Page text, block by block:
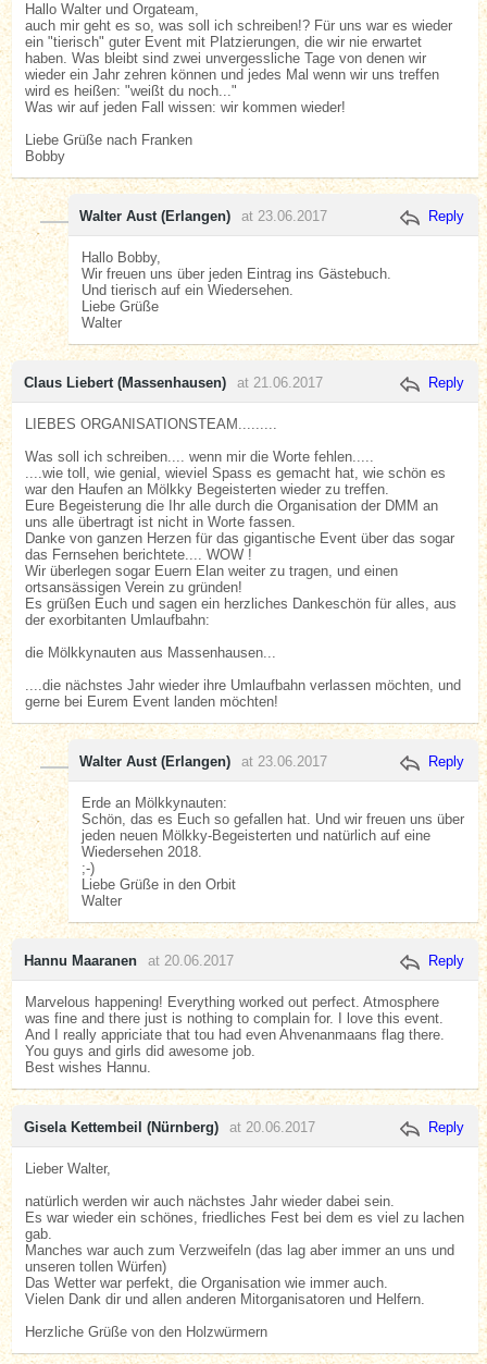
Hallo Walter und Orgateam,
auch mir geht es so, was soll ich schreiben!? Für uns war es wieder
ein "tierisch" guter Event mit Platzierungen, die wir nie erwartet
haben. Was bleibt sind zwei unvergessliche Tage von denen wir
wieder ein Jahr zehren können und jedes Mal wenn wir uns treffen
wird es heißen: "weißt du noch..."
Was wir auf jeden Fall wissen: wir kommen wieder!
Liebe Grüße nach Franken
Bobby
Walter Aust (Erlangen) at 23.06.2017 Reply
Hallo Bobby,
Wir freuen uns über jeden Eintrag ins Gästebuch.
Und tierisch auf ein Wiedersehen.
Liebe Grüße
Walter
Claus Liebert (Massenhausen) at 21.06.2017 Reply
LIEBES ORGANISATIONSTEAM.........
Was soll ich schreiben.... wenn mir die Worte fehlen.....
....wie toll, wie genial, wieviel Spass es gemacht hat, wie schön es
war den Haufen an Mölkky Begeisterten wieder zu treffen.
Eure Begeisterung die Ihr alle durch die Organisation der DMM an
uns alle übertragt ist nicht in Worte fassen.
Danke von ganzen Herzen für das gigantische Event über das sogar
das Fernsehen berichtete.... WOW !
Wir überlegen sogar Euern Elan weiter zu tragen, und einen
ortsansässigen Verein zu gründen!
Es grüßen Euch und sagen ein herzliches Dankeschön für alles, aus
der exorbitanten Umlaufbahn:
die Mölkkynauten aus Massenhausen...
....die nächstes Jahr wieder ihre Umlaufbahn verlassen möchten, und
gerne bei Eurem Event landen möchten!
Walter Aust (Erlangen) at 23.06.2017 Reply
Erde an Mölkkynauten:
Schön, das es Euch so gefallen hat. Und wir freuen uns über
jeden neuen Mölkky-Begeisterten und natürlich auf eine
Wiedersehen 2018.
;-)
Liebe Grüße in den Orbit
Walter
Hannu Maaranen at 20.06.2017 Reply
Marvelous happening! Everything worked out perfect. Atmosphere
was fine and there just is nothing to complain for. I love this event.
And I really appriciate that tou had even Ahvenanmaans flag there.
You guys and girls did awesome job.
Best wishes Hannu.
Gisela Kettembeil (Nürnberg) at 20.06.2017 Reply
Lieber Walter,
natürlich werden wir auch nächstes Jahr wieder dabei sein.
Es war wieder ein schönes, friedliches Fest bei dem es viel zu lachen
gab.
Manches war auch zum Verzweifeln (das lag aber immer an uns und
unseren tollen Würfen)
Das Wetter war perfekt, die Organisation wie immer auch.
Vielen Dank dir und allen anderen Mitorganisatoren und Helfern.
Herzliche Grüße von den Holzwürmern